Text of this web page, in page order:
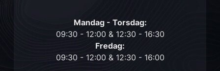
Mandag - Torsdag:
09:30 - 12:00 & 12:30 - 16:30
Fredag:
09:30 - 12:00 & 12:30 - 16:00